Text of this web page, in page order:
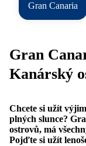
Gran Canaria
Gran
Kanárský
Chcete si užít
plných slunce?
ostrovů, má
Pojďte si užít